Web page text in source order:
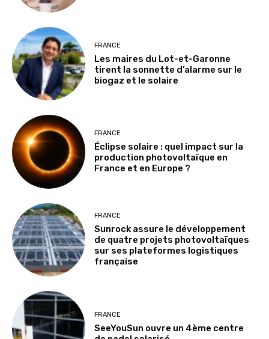
FRANCE
Les maires du Lot-et-Garonne
tirent la sonnette d’alarme sur le
biogaz et le solaire
FRANCE
Éclipse solaire : quel impact sur la
production photovoltaïque en
France et en Europe ?
FRANCE
Sunrock assure le développement
de quatre projets photovoltaïques
sur ses plateformes logistiques
française
FRANCE
SeeYouSun ouvre un 4ème centre